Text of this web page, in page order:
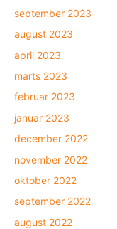
september 2023
august 2023
april 2023
marts 2023
februar 2023
januar 2023
december 2022
november 2022
oktober 2022
september 2022
august 2022